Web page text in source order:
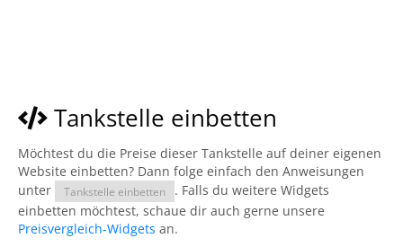
Tankstelle einbetten
Möchtest du die Preise dieser Tankstelle auf deiner eigenen
Website einbetten? Dann folge einfach den Anweisungen
unter
Tankstelle einbetten
. Falls du weitere Widgets
einbetten möchtest, schaue dir auch gerne unsere
Preisvergleich-Widgets an.